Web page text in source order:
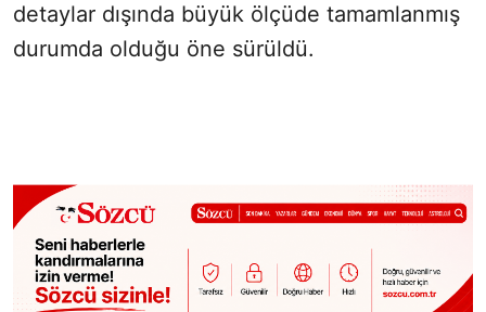
detaylar dışında büyük ölçüde tamamlanmış
durumda olduğu öne sürüldü.